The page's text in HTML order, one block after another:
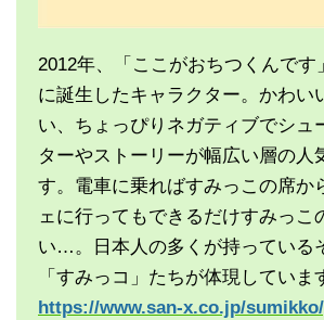
2012年、「ここがおちつくんです
に誕生したキャラクター。かわい
い、ちょっぴりネガティブでシュ
ターやストーリーが幅広い層の人
す。電車に乗ればすみっこの席か
ェに行ってもできるだけすみっこ
い…。日本人の多くが持っている
「すみっコ」たちが体現していま
https://www.san-x.co.jp/